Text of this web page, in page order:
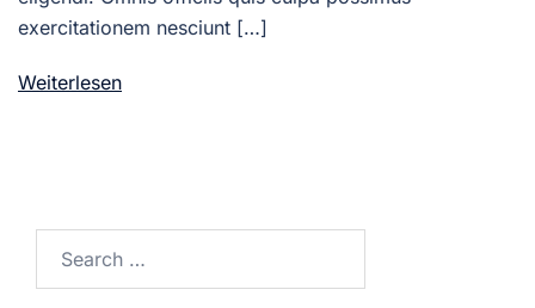
exercitationem nesciunt […]
Weiterlesen